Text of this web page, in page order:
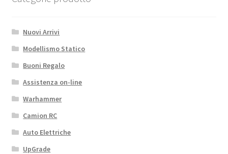
Nuovi Arrivi
Modellismo Statico
Buoni Regalo
Assistenza on-line
Warhammer
Camion RC
Auto Elettriche
UpGrade